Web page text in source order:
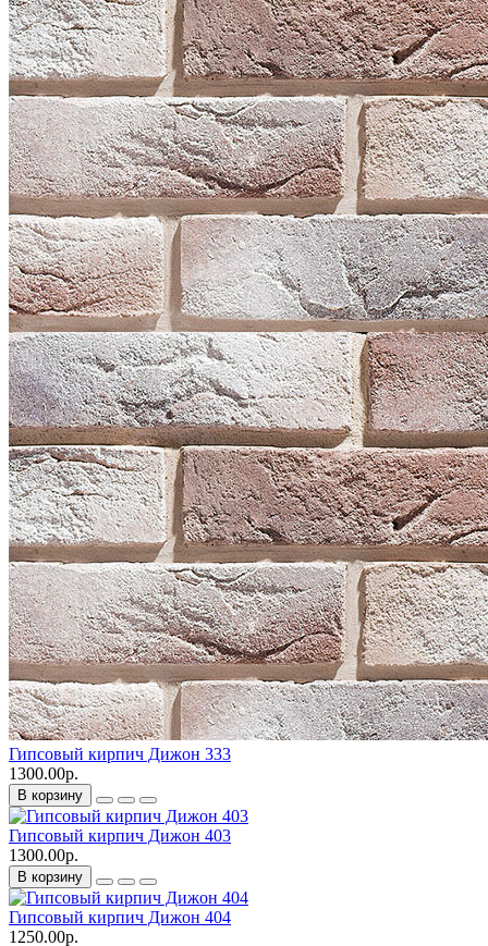
Гипсовый кирпич Дижон 333
1300.00р.
В корзину
Гипсовый кирпич Дижон 403
1300.00р.
В корзину
Гипсовый кирпич Дижон 404
1250.00р.